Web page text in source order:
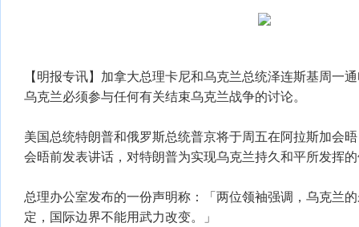
【明报专讯】加拿大总理卡尼和乌克兰总统泽连斯基周一
乌克兰必须参与任何有关结束乌克兰战争的讨论。
美国总统特朗普和俄罗斯总统普京将于周五在阿拉斯加会
会晤前发表讲话，对特朗普为实现乌克兰持久和平所发挥
总理办公室发布的一份声明称：「两位领袖强调，乌克兰
定，国际边界不能用武力改变。」